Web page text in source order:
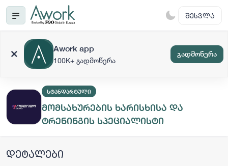
ᲨᲔᲡᲕᲚᲐ
Awork app
100K+ გადმოწერა
გადმოწერა
ᲡᲢᲐᲜᲓᲐᲠᲢᲣᲚᲘ
მომსახურების ხარისხისა და
ტრენინგის სპეციალისტი
დეტალები